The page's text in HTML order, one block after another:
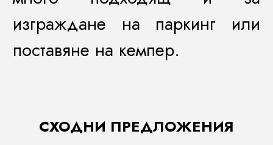
изграждане на паркинг или
поставяне на кемпер.
СХОДНИ ПРЕДЛОЖЕНИЯ